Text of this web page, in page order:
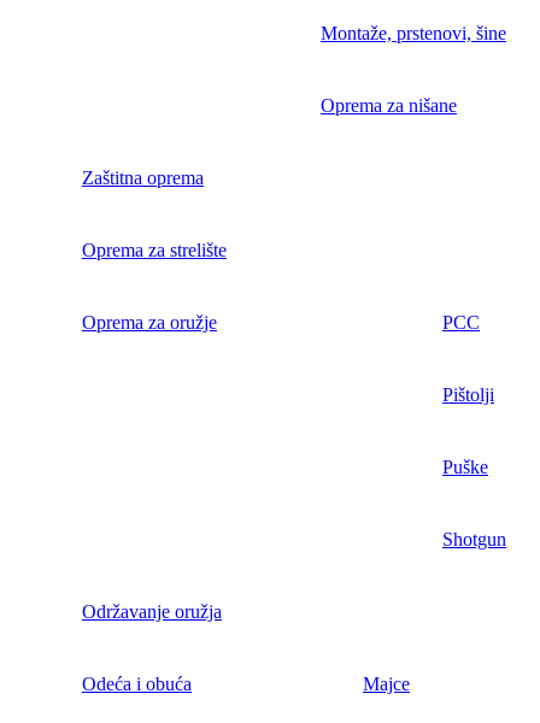
Montaže, prstenovi, šine
Oprema za nišane
Zaštitna oprema
Oprema za strelište
Oprema za oružje PCC
Pištolji
Puške
Shotgun
Održavanje oružja
Odeća i obuća Majce